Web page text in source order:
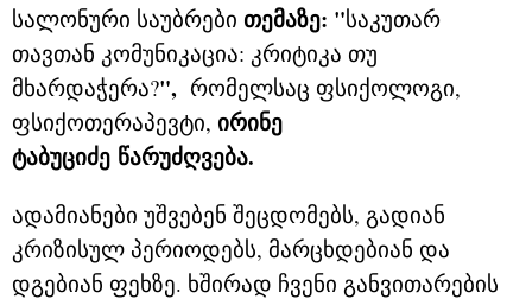
სალონური საუბრები Თემაზე: "საკუთარ
თავთან კომუნიკაცია: კრიტიკა თუ
მხარდაჭერა?", რომელსაც ფსიქოლოგი,
ფსიქოთერაპევტი, ირინე
ტაბუციძე Წარუძღვება.
ადამიანები უშვებენ შეცდომებს, გადიან
კრიზისულ პერიოდებს, მარცხდებიან და
დგებიან ფეხზე. ხშირად ჩვენი განვითარების